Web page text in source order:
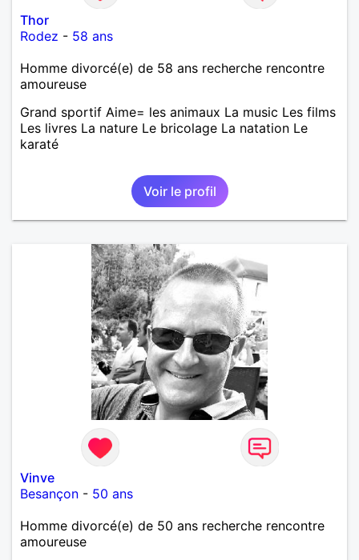
Thor
Rodez - 58 ans
Homme divorcé(e) de 58 ans recherche rencontre
amoureuse
Grand sportif Aime= les animaux La music Les films
Les livres La nature Le bricolage La natation Le
karaté
Voir le profil
Vinve
Besançon - 50 ans
Homme divorcé(e) de 50 ans recherche rencontre
amoureuse